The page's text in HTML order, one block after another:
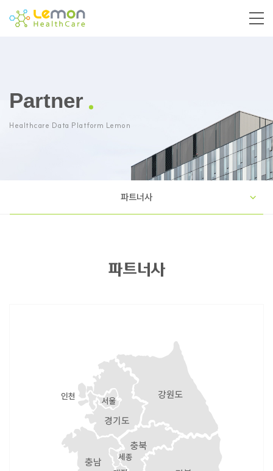
Partner
Healthcare Data Platform Lemon
파트너사
파트너사